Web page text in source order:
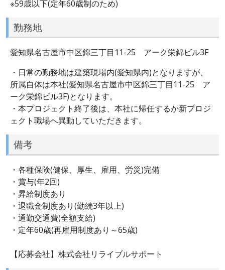
※59歳以下(定年60歳制のため)
勤務地
愛知県名古屋市中区錦三丁目11-25 アーク栄錦ビル3F
・日常の勤務地は建築現場内(愛知県内)となりますが、
所属自体は本社(愛知県名古屋市中区錦三丁目11-25 ア
ーク栄錦ビル3F)となります。
・本プロジェクト終了後は、本社に帰任するか新プロジ
ェクト職場へ異動していただきます。
備考
・各種保険(健保、厚生、雇用、労災)完備
・賞与(年2回)
・昇給制度あり
・退職金制度あり(勤続3年以上)
・通勤交通費(全額支給)
・定年60歳(再雇用制度あり～65歳)
【応募会社】株式会社リライブルサポート